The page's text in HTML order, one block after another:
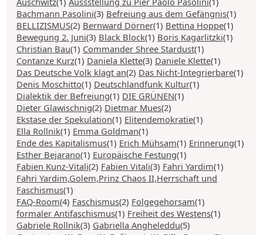
Bachmann Pasolini(3) Befreiung aus dem Gefängnis(1)
BELLIZISMUS(2) Bernward Dörner(1) Bettina Hoppe(1)
Bewegung 2. Juni(3) Black Block(1) Boris Kagarlitzki(1)
Christian Bau(1) Commander Shree Stardust(1)
Contanze Kurz(1) Daniela Klette(3) Daniele Klette(1)
Das Deutsche Volk klagt an(2) Das Nicht-Integrierbare(1)
Denis Moschitto(1) Deutschlandfunk Kultur(1)
Dialektik der Befreiung(1) DIE GRÜNEN(1)
Dieter Glawischnig(2) Dietmar Mues(2)
Ekstase der Spekulation(1) Elitendemokratie(1)
Ella Rollnik(1) Emma Goldman(1)
Ende des Kapitalismus(1) Erich Mühsam(1) Erinnerung(1)
Esther Bejarano(1) Europäische Festung(1)
Fabien Kunz-Vitali(2) Fabien Vitali(3) Fahri Yardim(1)
Fahri Yardim,Golem,Prinz Chaos II,Herrschaft und
Faschismus(1)
FAQ-Room(4) Faschismus(2) Folgegehorsam(1)
formaler Antifaschismus(1) Freiheit des Westens(1)
Gabriele Rollnik(3) Gabriella Angheleddu(5)